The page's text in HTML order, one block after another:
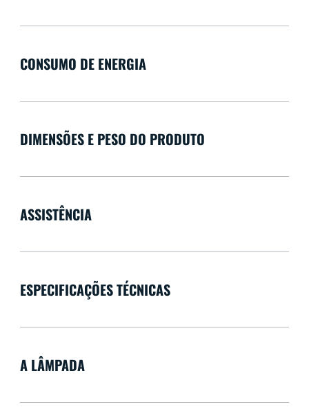
CONSUMO DE ENERGIA
DIMENSÕES E PESO DO PRODUTO
ASSISTÊNCIA
ESPECIFICAÇÕES TÉCNICAS
A LÂMPADA